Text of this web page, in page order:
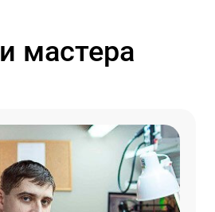
мастера